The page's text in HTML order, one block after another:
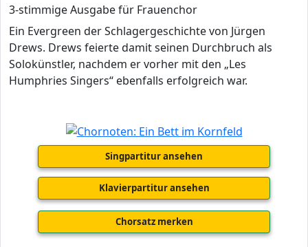
3-stimmige Ausgabe für Frauenchor
Ein Evergreen der Schlagergeschichte von Jürgen
Drews. Drews feierte damit seinen Durchbruch als
Solokünstler, nachdem er vorher mit den „Les
Humphries Singers“ ebenfalls erfolgreich war.
Singpartitur ansehen
Klavierpartitur ansehen
Chorsatz merken